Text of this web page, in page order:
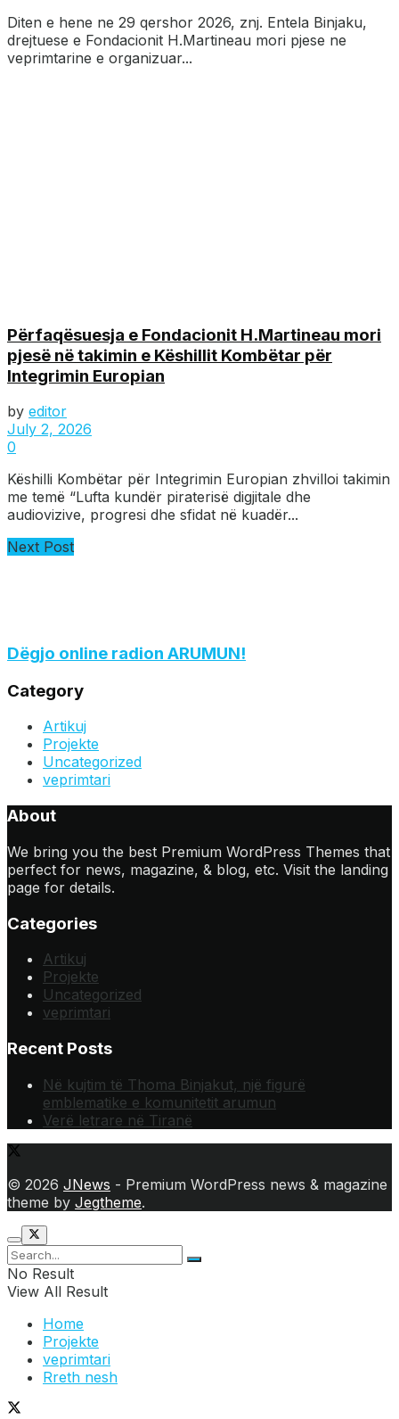
Diten e hene ne 29 qershor 2026, znj. Entela Binjaku,
drejtuese e Fondacionit H.Martineau mori pjese ne
veprimtarine e organizuar...
Përfaqësuesja e Fondacionit H.Martineau mori
pjesë në takimin e Këshillit Kombëtar për
Integrimin Europian
by editor
July 2, 2026
0
Këshilli Kombëtar për Integrimin Europian zhvilloi takimin
me temë “Lufta kundër piraterisë digjitale dhe
audiovizive, progresi dhe sfidat në kuadër...
Next Post
Dëgjo online radion ARUMUN!
Category
Artikuj
Projekte
Uncategorized
veprimtari
About
We bring you the best Premium WordPress Themes that
perfect for news, magazine, & blog, etc. Visit the landing
page for details.
Categories
Artikuj
Projekte
Uncategorized
veprimtari
Recent Posts
Në kujtim të Thoma Binjakut, një figurë
emblematike e komunitetit arumun
Verë letrare në Tiranë
© 2026 JNews - Premium WordPress news & magazine
theme by Jegtheme.
No Result
View All Result
Home
Projekte
veprimtari
Rreth nesh